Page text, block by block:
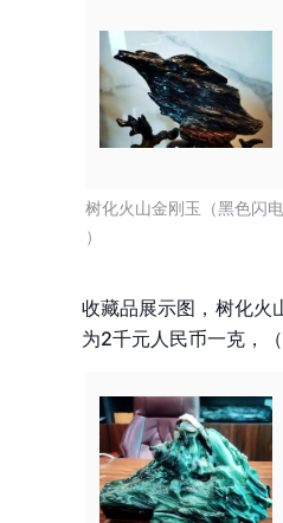
树化火山金刚玉（黑色闪电
）
收藏品展示图，树化火
为2千元人民币一克，